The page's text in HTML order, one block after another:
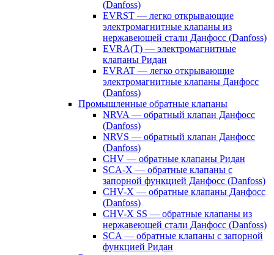
(Danfoss)
EVRST — легко открывающие
электромагнитные клапаны из
нержавеющей стали Данфосс (Danfoss)
EVRA(T) — электромагнитные
клапаны Ридан
EVRAT — легко открывающие
электромагнитные клапаны Данфосс
(Danfoss)
Промышленные обратные клапаны
NRVA — обратный клапан Данфосс
(Danfoss)
NRVS — обратный клапан Данфосс
(Danfoss)
CHV — обратные клапаны Ридан
SCA-X — обратные клапаны с
запорной функцией Данфосс (Danfoss)
CHV-X — обратные клапаны Данфосс
(Danfoss)
CHV-X SS — обратные клапаны из
нержавеющей стали Данфосс (Danfoss)
SCA — обратные клапаны с запорной
функцией Ридан